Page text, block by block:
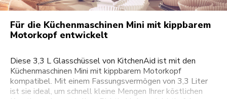
Für die Küchenmaschinen Mini mit kippbarem
Motorkopf entwickelt
Diese 3,3 L Glasschüssel von KitchenAid ist mit den
Küchenmaschinen Mini mit kippbarem Motorkopf
kompatibel. Mit einem Fassungsvermögen von 3,3 Liter
ist sie ideal, um schnell kleine Mengen Ihrer köstlichen